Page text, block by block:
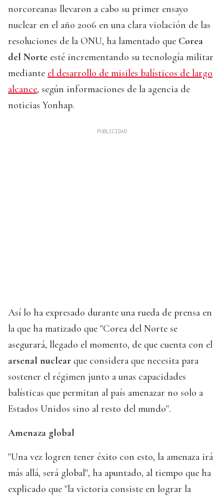
norcoreanas llevaron a cabo su primer ensayo
nuclear en el año 2006 en una clara violación de las
resoluciones de la ONU, ha lamentado que Corea
del Norte esté incrementando su tecnología militar
mediante el desarrollo de misiles balísticos de largo
alcance, según informaciones de la agencia de
noticias Yonhap.
Así lo ha expresado durante una rueda de prensa en
la que ha matizado que "Corea del Norte se
asegurará, llegado el momento, de que cuenta con el
arsenal nuclear que considera que necesita para
sostener el régimen junto a unas capacidades
balísticas que permitan al país amenazar no solo a
Estados Unidos sino al resto del mundo".
Amenaza global
"Una vez logren tener éxito con esto, la amenaza irá
más allá, será global", ha apuntado, al tiempo que ha
explicado que "la victoria consiste en lograr la